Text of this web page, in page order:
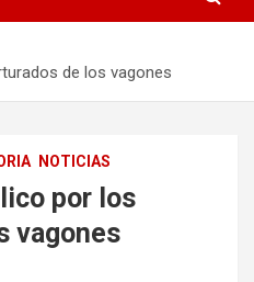
de los vagones
NOTICIAS
por los
vagones